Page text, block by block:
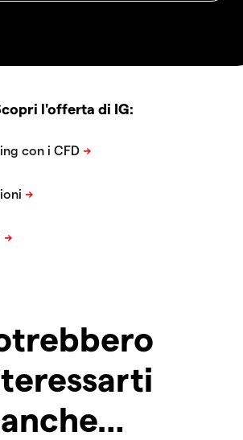
l'offerta di IG:
anche…